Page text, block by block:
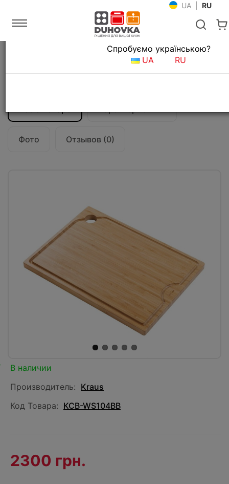
UA RU
Мойки и смесители
Разделочная доска Kraus KCB-WS104BB
Фото Отзывов (0)
Язык магазина
Спробуємо українською?
UA
RU
В наличии
Производитель: Kraus
Код Товара: KCB-WS104BB
2300 грн.